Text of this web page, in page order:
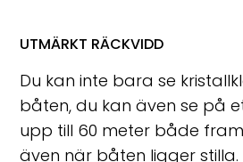
UTMÄRKT RÄCKVIDD
Du kan inte bara se
båten, du kan även se på
upp till 60 meter både
även när båten ligger stilla.